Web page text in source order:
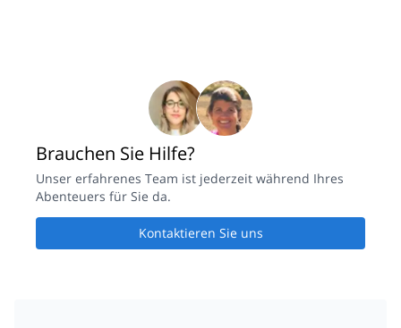
Brauchen Sie Hilfe?
Unser erfahrenes Team ist jederzeit während Ihres
Abenteuers für Sie da.
Kontaktieren Sie uns